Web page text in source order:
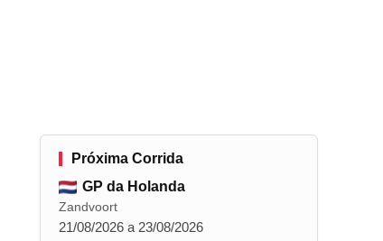
Próxima Corrida
GP da Holanda
Zandvoort
21/08/2026 a 23/08/2026